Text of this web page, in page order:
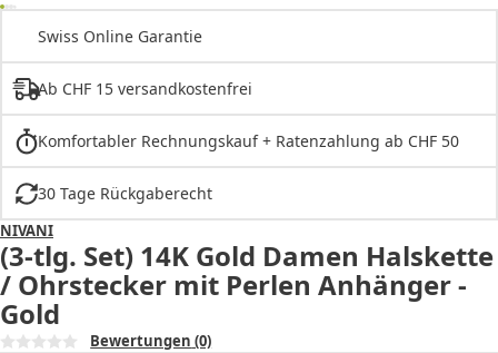
Swiss Online Garantie
Ab CHF 15 versandkostenfrei
Komfortabler Rechnungskauf + Ratenzahlung ab CHF 50
30 Tage Rückgaberecht
NIVANI
(3-tlg. Set) 14K Gold Damen Halskette
/ Ohrstecker mit Perlen Anhänger -
Gold
Bewertungen (0)